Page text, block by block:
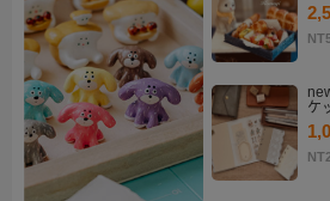
ケ